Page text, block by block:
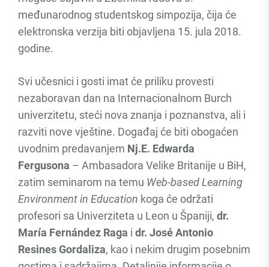
međunarodnog studentskog simpozija, čija će
elektronska verzija biti objavljena 15. jula 2018.
godine.
Svi učesnici i gosti imat će priliku provesti
nezaboravan dan na Internacionalnom Burch
univerzitetu, steći nova znanja i poznanstva, ali i
razviti nove vještine. Događaj će biti obogaćen
uvodnim predavanjem Nj.E. Edwarda
Fergusona – Ambasadora Velike Britanije u BiH,
zatim seminarom na temu Web-based Learning
Environment in Education koga će održati
profesori sa Univerziteta u Leon u Španiji, dr.
María Fernández Raga i dr. José Antonio
Resines Gordaliza, kao i nekim drugim posebnim